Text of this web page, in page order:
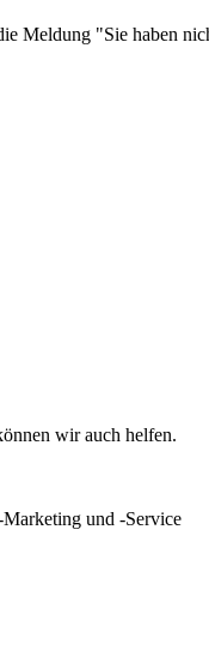
Meldung "Sie haben
wir auch helfen.
und -Service